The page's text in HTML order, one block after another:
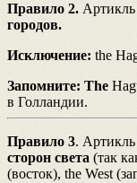
Правило 2. Артикль
городов.
Исключение: the
Запомните: The
в Голландии.
Правило 3. Артикль
сторон света (так
(восток), the West